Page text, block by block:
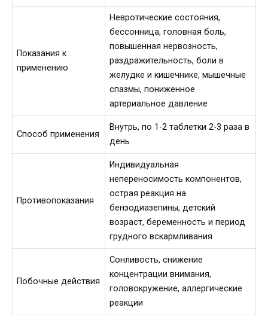
Показания к
применению
Невротические состояния,
бессонница, головная боль,
повышенная нервозность,
раздражительность, боли в
желудке и кишечнике, мышечные
спазмы, пониженное
артериальное давление
Способ применения
Внутрь, по 1-2 таблетки 2-3 раза в
день
Противопоказания
Индивидуальная
непереносимость компонентов,
острая реакция на
бензодиазепины, детский
возраст, беременность и период
грудного вскармливания
Побочные действия
Сонливость, снижение
концентрации внимания,
головокружение, аллергические
реакции